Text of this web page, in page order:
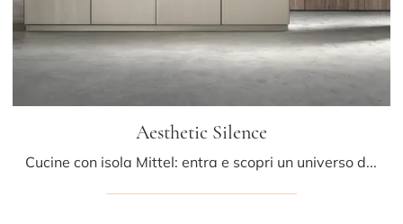
Aesthetic Silence
Cucine con isola Mittel: entra e scopri un universo di stile e design! La cucina Aesthetic Silence ti aspetta.